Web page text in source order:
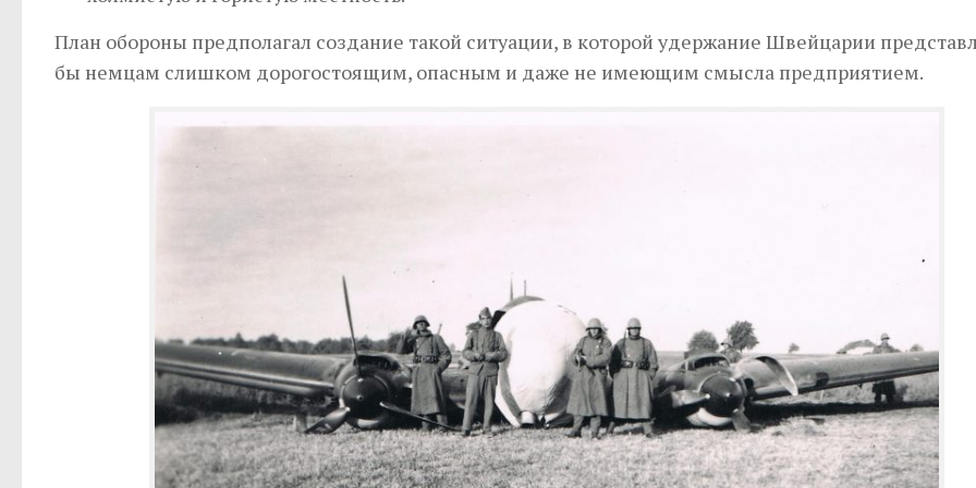
План обороны предполагал создание такой ситуации, в которой удержание Швейцарии
бы немцам слишком дорогостоящим, опасным и даже не имеющим смысла предприятием.